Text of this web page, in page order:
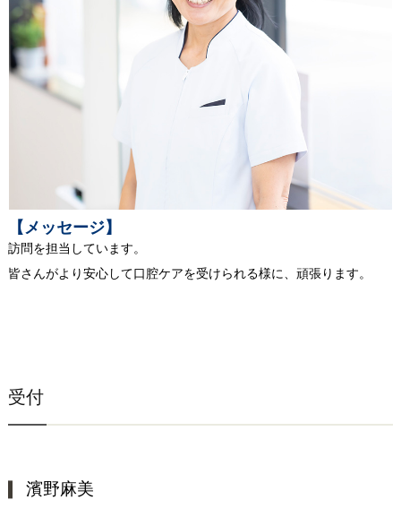
【メッセージ】
訪問を担当しています。
皆さんがより安心して口腔ケアを受けられる様に、頑張ります。
受付
濱野麻美